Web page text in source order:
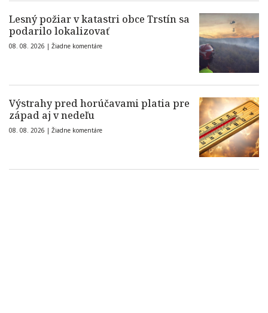
Lesný požiar v katastri obce Trstín sa
podarilo lokalizovať
08. 08. 2026 | Žiadne komentáre
Výstrahy pred horúčavami platia pre
západ aj v nedeľu
08. 08. 2026 | Žiadne komentáre